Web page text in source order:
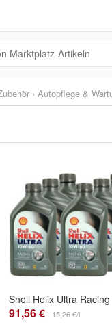
› Autopflege &
91,56 € 15,26 €/l